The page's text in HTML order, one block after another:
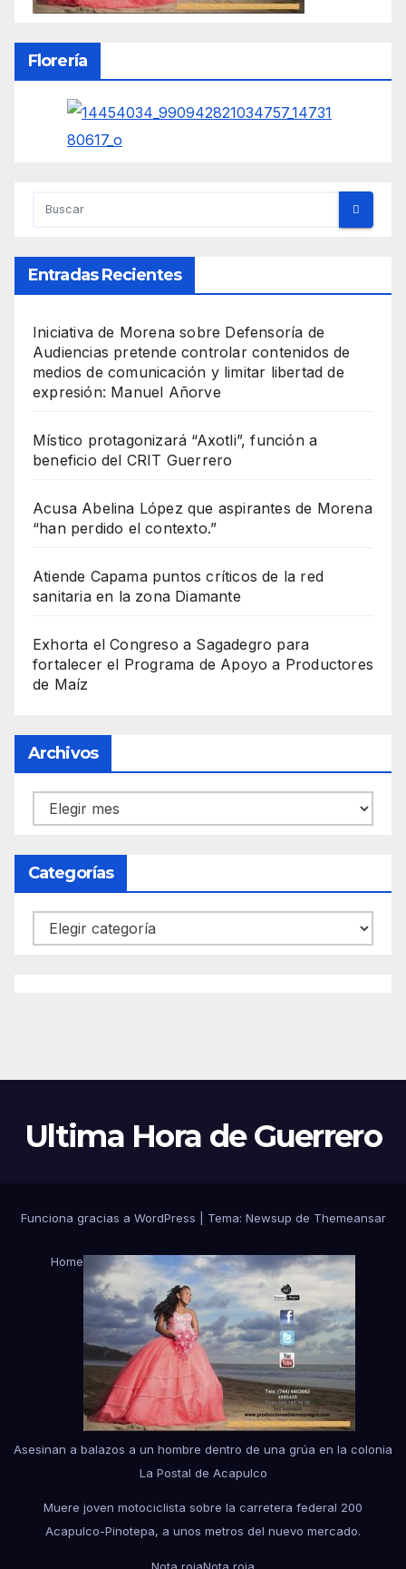
Florería
Entradas Recientes
Iniciativa de Morena sobre Defensoría de
Audiencias pretende controlar contenidos de
medios de comunicación y limitar libertad de
expresión: Manuel Añorve
Místico protagonizará “Axotli”, función a
beneficio del CRIT Guerrero
Acusa Abelina López que aspirantes de Morena
“han perdido el contexto.”
Atiende Capama puntos críticos de la red
sanitaria en la zona Diamante
Exhorta el Congreso a Sagadegro para
fortalecer el Programa de Apoyo a Productores
de Maíz
Archivos
Archivos
Categorías
Categorías
Ultima Hora de Guerrero
Funciona gracias a WordPress Tema: Newsup de Themeansar
Home
Asesinan a balazos a un hombre dentro de una grúa en la colonia
La Postal de Acapulco
Muere joven motociclista sobre la carretera federal 200
Acapulco-Pinotepa, a unos metros del nuevo mercado.